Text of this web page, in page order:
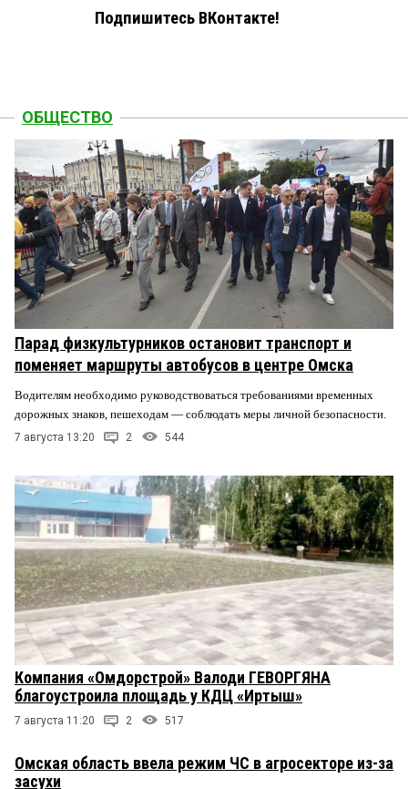
Подпишитесь ВКонтакте!
ОБЩЕСТВО
Парад физкультурников остановит транспорт и
поменяет маршруты автобусов в центре Омска
Водителям необходимо руководствоваться требованиями временных
дорожных знаков, пешеходам — соблюдать меры личной безопасности.
7 августа 13:20 2 544
Компания «Омдорстрой» Валоди ГЕВОРГЯНА
благоустроила площадь у КДЦ «Иртыш»
7 августа 11:20 2 517
Омская область ввела режим ЧС в агросекторе из-за
засухи